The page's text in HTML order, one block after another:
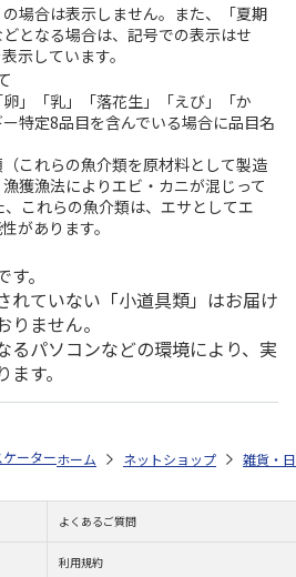
場合は表示しません。また、「夏期
となる場合は、記号での表示はせ
示しています。
」「乳」「落花生」「えび」「か
特定8品目を含んでいる場合に品目名
これらの魚介類を原材料として製造
獲漁法によりエビ・カニが混じって
これらの魚介類は、エサとしてエ
があります。
。
れていない「小道具類」はお届け
ません。
るパソコンなどの環境により、実
す。
ケーター 抗菌 電子レンジ・食洗機対応小鉢
ホーム ネットショップ 雑貨・
よくあるご質問
利用規約